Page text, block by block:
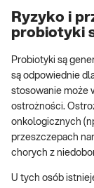
Ryzyko i
probiotyki
Probiotyki są
są odpowiednie
stosowanie może
ostrożności.
onkologicznych
przeszczepach
chorych z
U tych osób